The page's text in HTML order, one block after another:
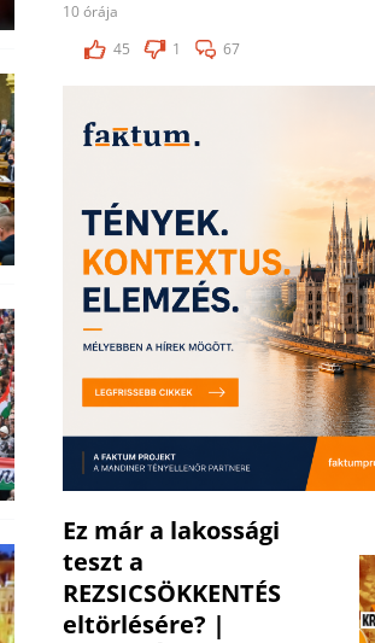
10 órája
45
1 67
Ez már a lakossági
teszt a
REZSICSÖKKENTÉS
eltörlésére? |